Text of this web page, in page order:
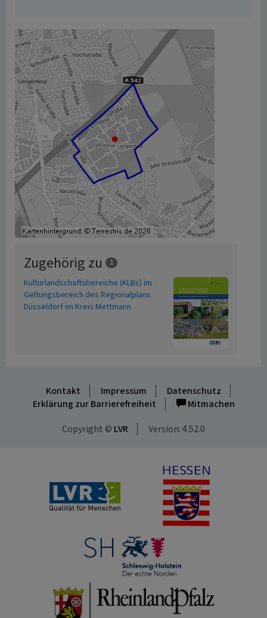
Zugehörig zu 1
Kulturlandschaftsbereiche (KLBs) im
Geltungsbereich des Regionalplans
Düsseldorf im Kreis Mettmann
Kontakt Impressum
Datenschutz
Erklärung zur Barrierefreiheit
Mitmachen
Copyright © LVR Version: 4.52.0